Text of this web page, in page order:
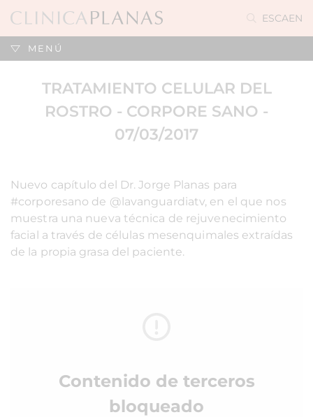
ESCAEN
MENÚ
TRATAMIENTO CELULAR DEL
ROSTRO - CORPORE SANO -
07/03/2017
Nuevo capítulo del Dr. Jorge Planas para
#corporesano de @lavanguardiatv, en el que nos
muestra una nueva técnica de rejuvenecimiento
facial a través de células mesenquimales extraídas
de la propia grasa del paciente.
Contenido de terceros
bloqueado